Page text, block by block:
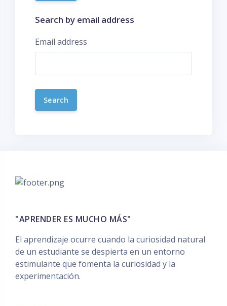
Search by email address
Email address
"APRENDER ES MUCHO MÁS"
El aprendizaje ocurre cuando la curiosidad natural
de un estudiante se despierta en un entorno
estimulante que fomenta la curiosidad y la
experimentación.